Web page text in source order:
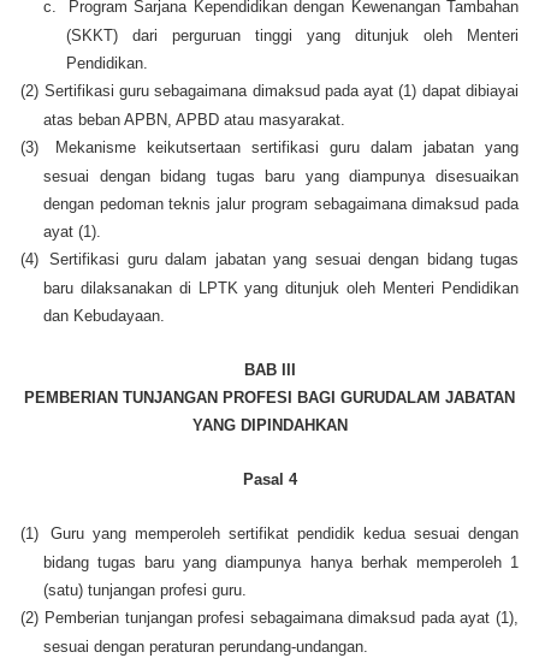
c.
Program Sarjana Kependidikan dengan Kewenangan Tambahan
(SKKT) dari perguruan tinggi yang ditunjuk oleh Menteri
Pendidikan.
(2) Sertifikasi guru sebagaimana dimaksud pada ayat (1) dapat dibiayai
atas beban APBN, APBD atau masyarakat.
(3)
Mekanisme keikutsertaan sertifikasi guru dalam jabatan yang
sesuai dengan bidang tugas baru yang diampunya disesuaikan
dengan pedoman teknis jalur program sebagaimana dimaksud pada
ayat (1).
(4) Sertifikasi guru dalam jabatan yang sesuai dengan bidang tugas
baru dilaksanakan di LPTK yang ditunjuk oleh Menteri Pendidikan
dan Kebudayaan.
BAB III
PEMBERIAN TUNJANGAN PROFESI BAGI GURUDALAM JABATAN
YANG DIPINDAHKAN
Pasal 4
(1)
Guru yang memperoleh sertifikat pendidik kedua sesuai dengan
bidang tugas baru yang diampunya hanya berhak memperoleh 1
(satu) tunjangan profesi guru.
(2) Pemberian tunjangan profesi sebagaimana dimaksud pada ayat (1),
sesuai dengan peraturan perundang-undangan.